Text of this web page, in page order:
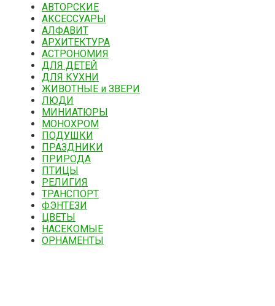
АВТОРСКИЕ
АКСЕССУАРЫ
АЛФАВИТ
АРХИТЕКТУРА
АСТРОНОМИЯ
ДЛЯ ДЕТЕЙ
ДЛЯ КУХНИ
ЖИВОТНЫЕ и ЗВЕРИ
ЛЮДИ
МИНИАТЮРЫ
МОНОХРОМ
ПОДУШКИ
ПРАЗДНИКИ
ПРИРОДА
ПТИЦЫ
РЕЛИГИЯ
ТРАНСПОРТ
ФЭНТЕЗИ
ЦВЕТЫ
НАСЕКОМЫЕ
ОРНАМЕНТЫ